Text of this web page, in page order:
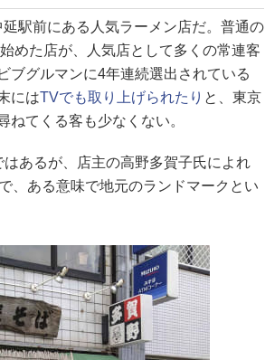
駅前にある人気ラーメン店だ。普通の
めた店が、人気店として多くの常連客
ブグルマンに4年連続選出されている
にはTVでも取り上げられたり と、東京
てくる客も少なくない。
あるが、店主の高野多賀子氏によれ
、ある意味で地元のランドマークとい